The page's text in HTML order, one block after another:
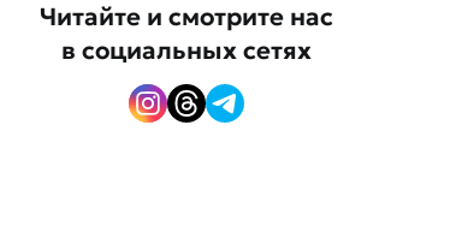
Читайте и смотрите нас
в социальных сетях